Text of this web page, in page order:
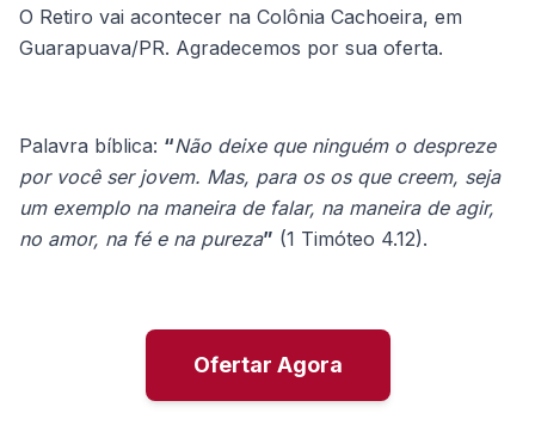
O Retiro vai acontecer na Colônia Cachoeira, em
Guarapuava/PR. Agradecemos por sua oferta.
Palavra bíblica: “Não deixe que ninguém o despreze
por você ser jovem. Mas, para os os que creem, seja
um exemplo na maneira de falar, na maneira de agir,
no amor, na fé e na pureza” (1 Timóteo 4.12).
Ofertar Agora